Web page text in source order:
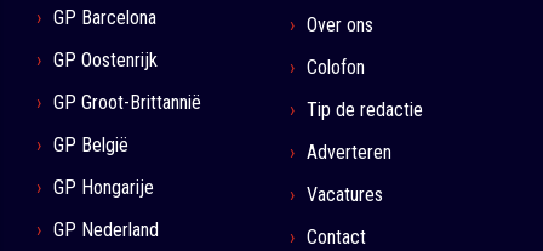
GP Barcelona
GP Oostenrijk
GP Groot-Brittannië
GP België
GP Hongarije
GP Nederland
Over ons
Colofon
Tip de redactie
Adverteren
Vacatures
Contact